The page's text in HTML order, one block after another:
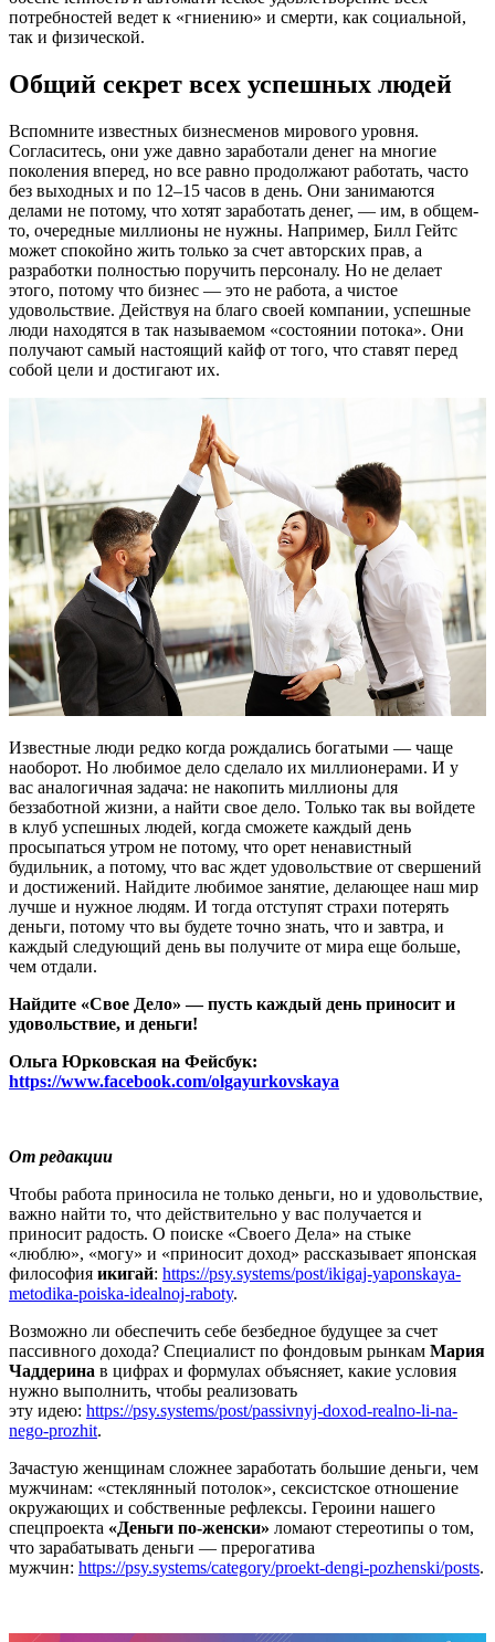
потребностей ведет к «гниению» и смерти, как социальной,
так и физической.
Общий секрет всех успешных людей
Вспомните известных бизнесменов мирового уровня.
Согласитесь, они уже давно заработали денег на многие
поколения вперед, но все равно продолжают работать, часто
без выходных и по 12–15 часов в день. Они занимаются
делами не потому, что хотят заработать денег, — им, в общем-
то, очередные миллионы не нужны. Например, Билл Гейтс
может спокойно жить только за счет авторских прав, а
разработки полностью поручить персоналу. Но не делает
этого, потому что бизнес — это не работа, а чистое
удовольствие. Действуя на благо своей компании, успешные
люди находятся в так называемом «состоянии потока». Они
получают самый настоящий кайф от того, что ставят перед
собой цели и достигают их.
Известные люди редко когда рождались богатыми — чаще
наоборот. Но любимое дело сделало их миллионерами. И у
вас аналогичная задача: не накопить миллионы для
беззаботной жизни, а найти свое дело. Только так вы войдете
в клуб успешных людей, когда сможете каждый день
просыпаться утром не потому, что орет ненавистный
будильник, а потому, что вас ждет удовольствие от свершений
и достижений. Найдите любимое занятие, делающее наш мир
лучше и нужное людям. И тогда отступят страхи потерять
деньги, потому что вы будете точно знать, что и завтра, и
каждый следующий день вы получите от мира еще больше,
чем отдали.
Найдите «Свое Дело» — пусть каждый день приносит и
удовольствие, и деньги!
Ольга Юрковская на Фейсбук:
https://www.facebook.com/olgayurkovskaya
От редакции
Чтобы работа приносила не только деньги, но и удовольствие,
важно найти то, что действительно у вас получается и
приносит радость. О поиске «Своего Дела» на стыке
«люблю», «могу» и «приносит доход» рассказывает японская
философия икигай: https://psy.systems/post/ikigaj-yaponskaya-
metodika-poiska-idealnoj-raboty.
Возможно ли обеспечить себе безбедное будущее за счет
пассивного дохода? Специалист по фондовым рынкам Мария
Чаддерина в цифрах и формулах объясняет, какие условия
нужно выполнить, чтобы реализовать
эту идею: https://psy.systems/post/passivnyj-doxod-realno-li-na-
nego-prozhit.
Зачастую женщинам сложнее заработать большие деньги, чем
мужчинам: «стеклянный потолок», сексистское отношение
окружающих и собственные рефлексы. Героини нашего
спецпроекта «Деньги по-женски» ломают стереотипы о том,
что зарабатывать деньги — прерогатива
мужчин: https://psy.systems/category/proekt-dengi-pozhenski/posts.